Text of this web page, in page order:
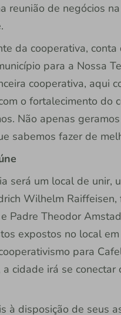
reunião de negócios
da cooperativa,
para a Nossa
cooperativa, aqui
o fortalecimento do
Não apenas
sabemos fazer de
será um local de unir,
Wilhelm
Padre Theodor
expostos no local
para
a cidade irá se
à disposição de seus